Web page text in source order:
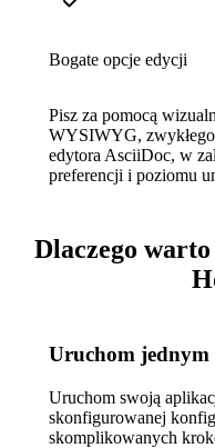
Bogate opcje edycji
Pisz za pomocą
WYSIWYG,
edytora AsciiDoc, w
preferencji i poziomu
Dlaczego
Uruchom jednym
Uruchom swoją
skonfigurowanej
skomplikowanych